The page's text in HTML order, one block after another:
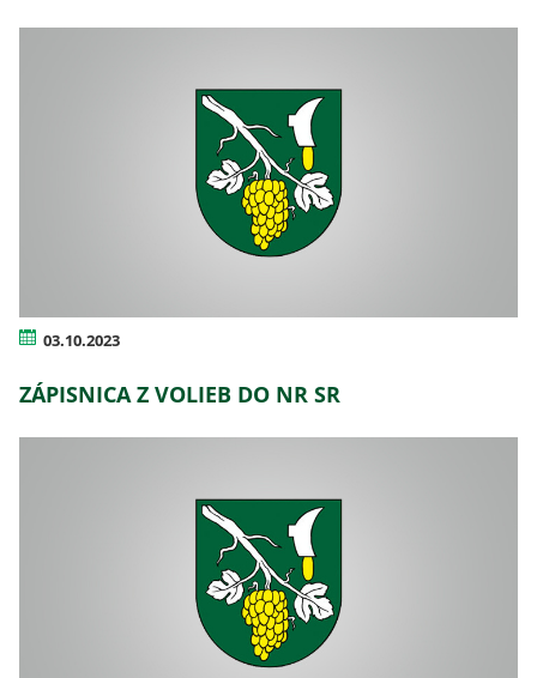
03.10.2023
ZÁPISNICA Z VOLIEB DO NR SR